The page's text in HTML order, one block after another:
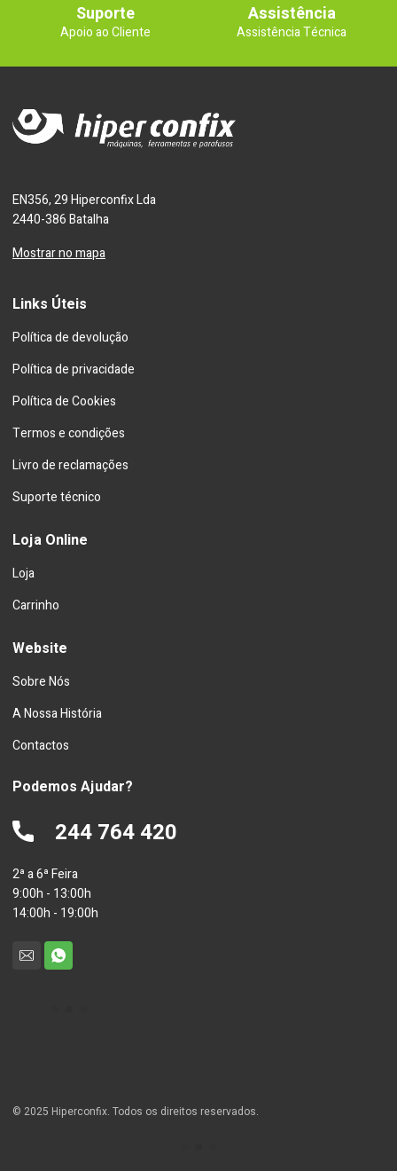
Suporte
Apoio ao Cliente
Assistência
Assistência Técnica
EN356, 29 Hiperconfix Lda
2440-386 Batalha
Mostrar no mapa
Links Úteis
Política de devolução
Política de privacidade
Política de Cookies
Termos e condições
Livro de reclamações
Suporte técnico
Loja Online
Loja
Carrinho
Website
Sobre Nós
A Nossa História
Contactos
Podemos Ajudar?
244 764 420
2ª a 6ª Feira
9:00h - 13:00h
14:00h - 19:00h
© 2025 Hiperconfix. Todos os direitos reservados.